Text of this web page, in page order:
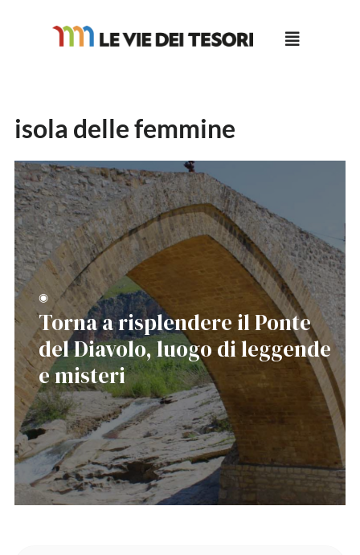
isola delle femmine
◉
Torna a risplendere il Ponte
del Diavolo, luogo di leggende
e misteri